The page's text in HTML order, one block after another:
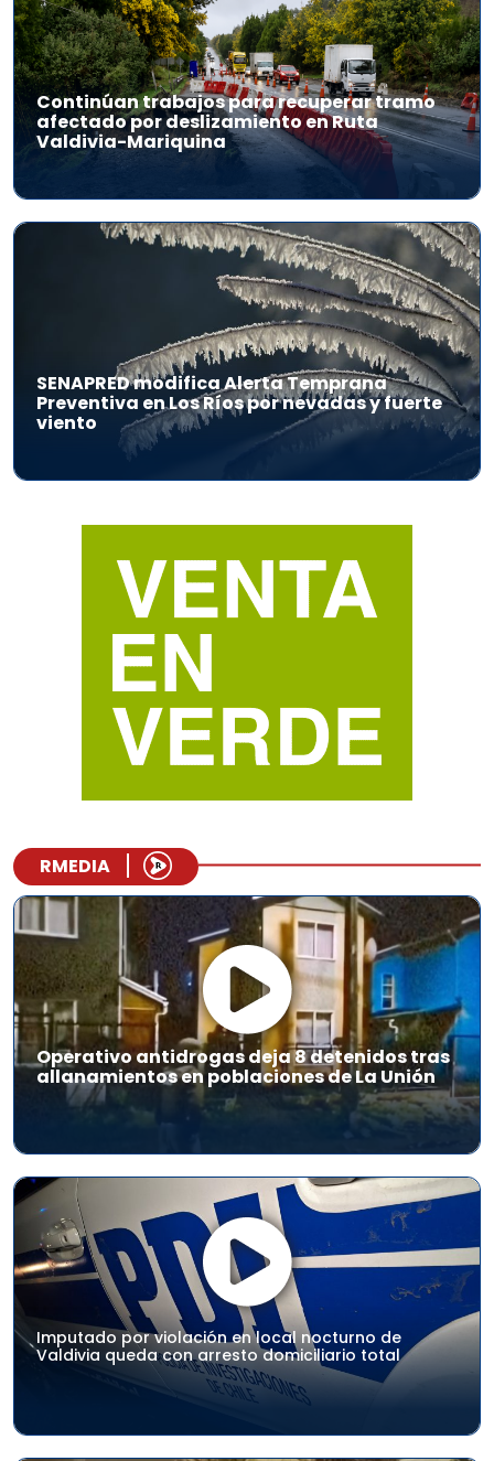
Continúan trabajos para recuperar tramo
afectado por deslizamiento en Ruta
Valdivia-Mariquina
SENAPRED modifica Alerta Temprana
Preventiva en Los Ríos por nevadas y fuerte
viento
RMEDIA
Operativo antidrogas deja 8 detenidos tras
allanamientos en poblaciones de La Unión
Imputado por violación en local nocturno de
Valdivia queda con arresto domiciliario total